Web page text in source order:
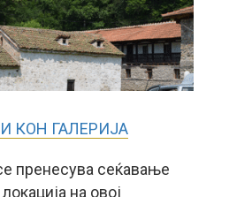
КОН ГАЛЕРИЈА
пренесува сеќавање
на овој